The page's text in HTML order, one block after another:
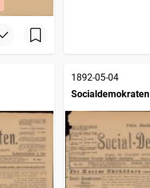
1892-05-04
Socialdemokraten